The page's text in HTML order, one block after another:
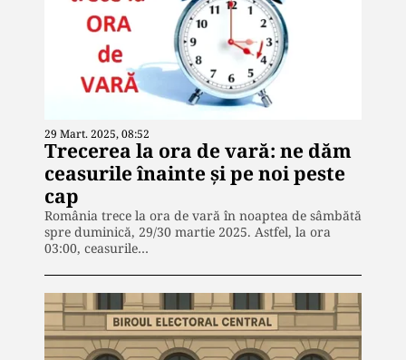
29 Mart. 2025, 08:52
Trecerea la ora de vară: ne dăm
ceasurile înainte și pe noi peste
cap
România trece la ora de vară în noaptea de sâmbătă
spre duminică, 29/30 martie 2025. Astfel, la ora
03:00, ceasurile…